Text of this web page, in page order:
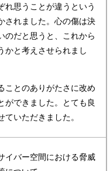
れ思うことが違うという
されました。心の傷は決
のだと思うと、これから
かと考えさせられまし
ことのありがたさに改め
ができました。とても良
ていただきました。
イバー空間における脅威